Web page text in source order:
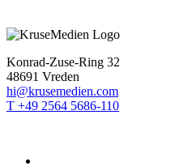
Konrad-Zuse-Ring 32
48691 Vreden
hi@krusemedien.com
T +49 2564 5686-110